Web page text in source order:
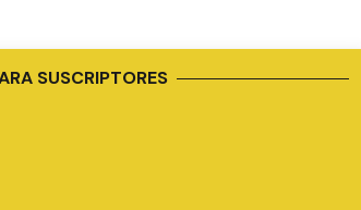
SUSCRIPTORES